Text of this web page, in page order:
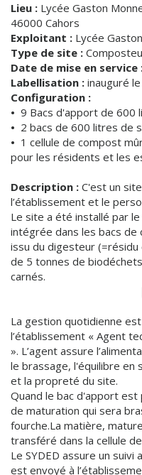
Lieu : Lycée Gaston
46000 Cahors
Exploitant : Lycée
Type de site :
Date de mise en service
Labellisation : inauguré
Configuration :
• 9 Bacs d'apport de 600
• 2 bacs de 600 litres de
• 1 cellule de compost
pour les résidents et les
Description : C'est un
l’établissement et le
Le site a été installé par
intégrée dans les bacs de
issu du digesteur
de 5 tonnes de
carnés.
La gestion quotidienne
l’établissement « Agent
». L’agent assure
le brassage, l'équilibre en
et la propreté du site.
Quand le bac d'apport est
de maturation qui sera
fourche.La matière,
transféré dans la cellule
Le SYDED assure un
est envoyé à